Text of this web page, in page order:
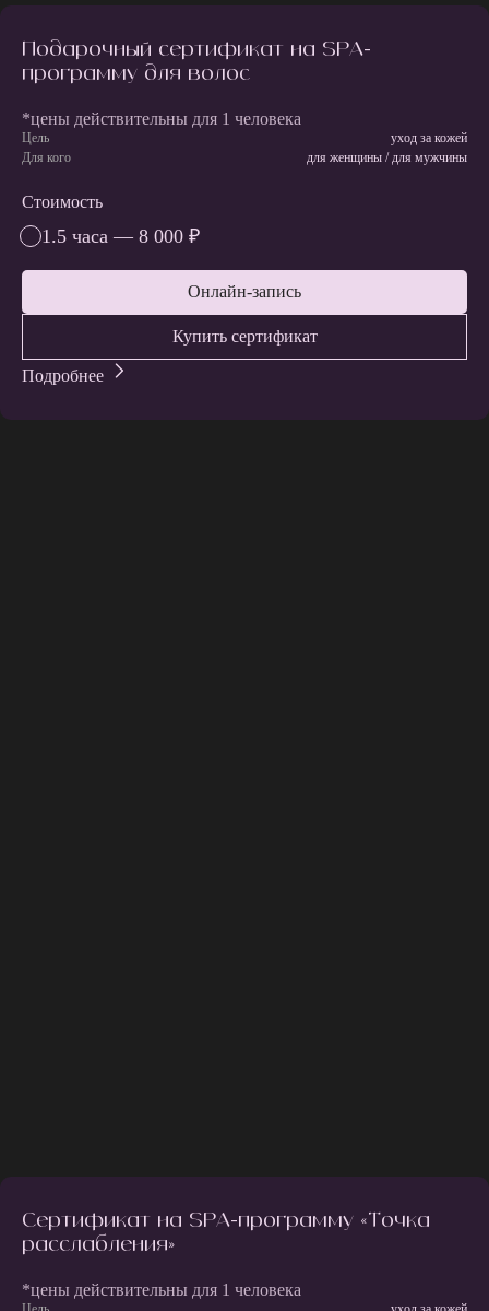
Подарочный сертификат на SPA-
программу для волос
*цены действительны для 1 человека
Цель
уход за кожей
Для кого
для женщины / для мужчины
Стоимость
1.5 часа — 8 000 ₽
Онлайн-запись
Купить сертификат
Подробнее
Сертификат на SPA-программу «Точка
расслабления»
*цены действительны для 1 человека